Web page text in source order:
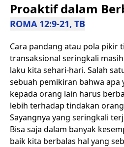
Proaktif dalam
ROMA 12:9-21, TB
Cara pandang atau pola pikir
transaksional seringkali
laku kita sehari-hari. Salah
sebuah pemikiran bahwa apa
kepada orang lain harus
lebih terhadap tindakan
Sayangnya yang seringkali
Bisa saja dalam banyak
baik kita berbalas hal yang